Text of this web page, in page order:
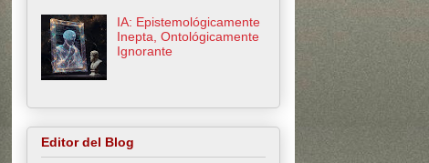
IA: Epistemológicamente
Inepta, Ontológicamente
Ignorante
Editor del Blog